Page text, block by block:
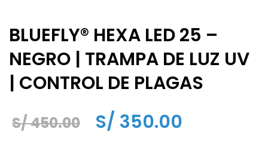
BLUEFLY® HEXA LED 25 –
NEGRO | TRAMPA DE LUZ UV
| CONTROL DE PLAGAS
S/450.00
El
S/ 350.00